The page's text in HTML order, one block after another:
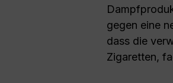
gegen eine
dass die
Zigaretten,